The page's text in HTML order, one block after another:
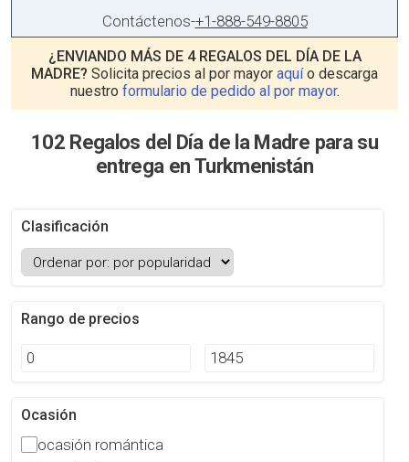
Contáctenos-+1-888-549-8805
¿ENVIANDO MÁS DE 4 REGALOS DEL DÍA DE LA
MADRE? Solicita precios al por mayor aquío descarga
nuestro formulario de pedido al por mayor.
102 Regalos del Día de la Madre para su
entrega en Turkmenistán
Clasificación
Rango de precios
Ocasión
ocasión romántica